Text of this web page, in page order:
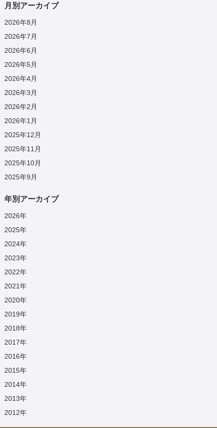
月別アーカイブ
2026年8月
2026年7月
2026年6月
2026年5月
2026年4月
2026年3月
2026年2月
2026年1月
2025年12月
2025年11月
2025年10月
2025年9月
年別アーカイブ
2026年
2025年
2024年
2023年
2022年
2021年
2020年
2019年
2018年
2017年
2016年
2015年
2014年
2013年
2012年